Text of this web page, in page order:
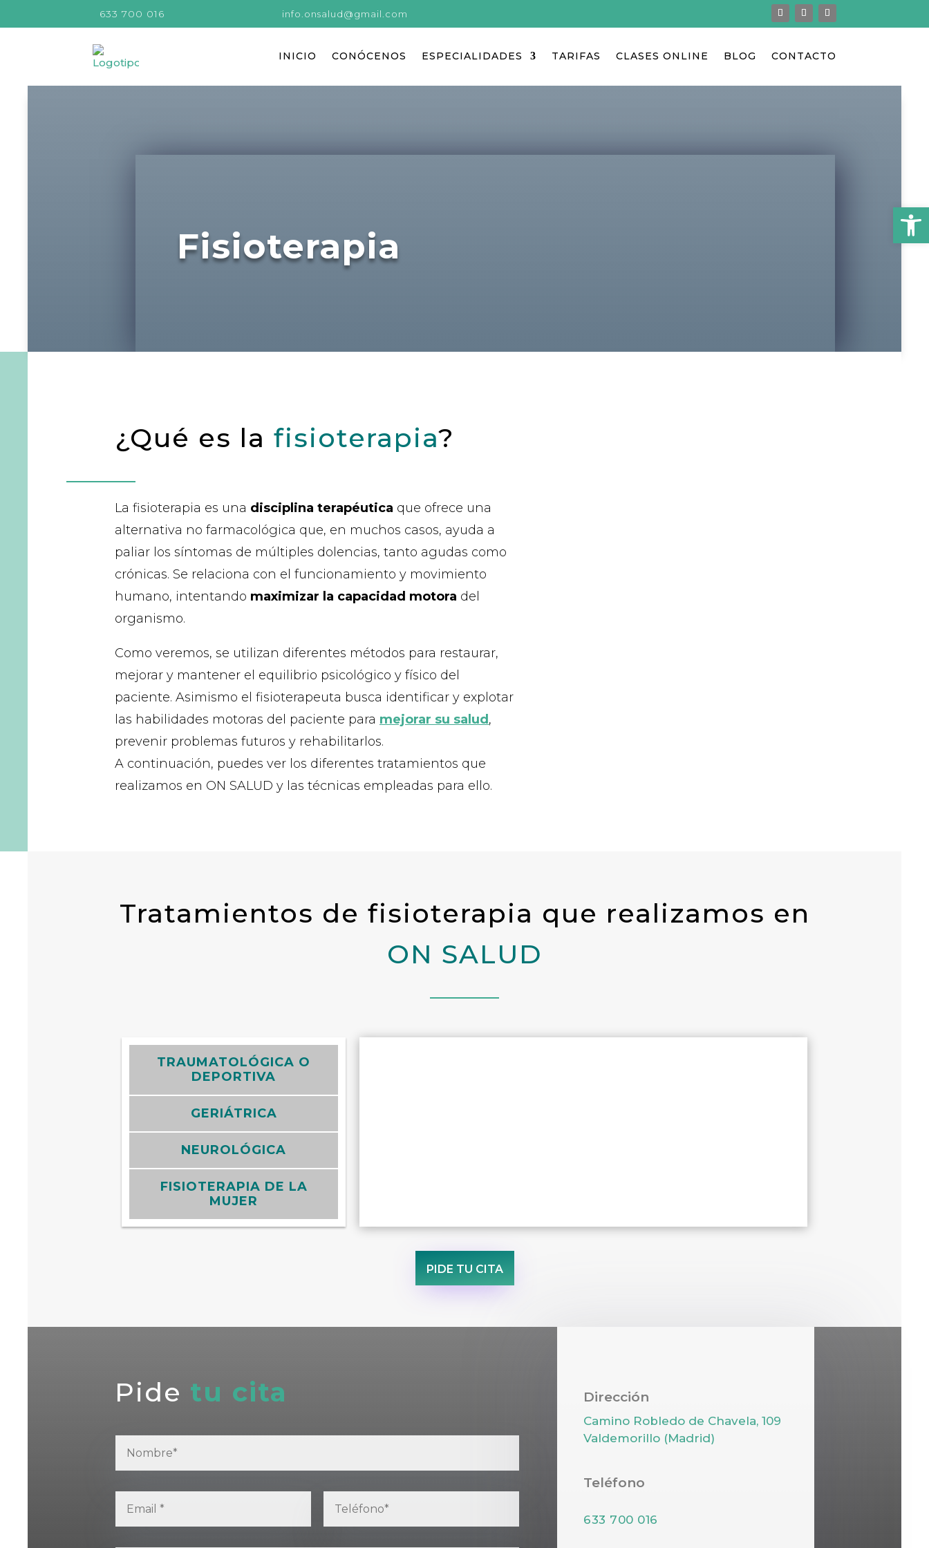
633 700 016 info.onsalud@gmail.com
INICIO CONÓCENOS ESPECIALIDADES TARIFAS CLASES ONLINE BLOG CONTACTO
Fisioterapia
¿Qué es la fisioterapia?
La fisioterapia es una disciplina terapéutica que ofrece una
alternativa no farmacológica que, en muchos casos, ayuda a
paliar los síntomas de múltiples dolencias, tanto agudas como
crónicas. Se relaciona con el funcionamiento y movimiento
humano, intentando maximizar la capacidad motora del
organismo.
Como veremos, se utilizan diferentes métodos para restaurar,
mejorar y mantener el equilibrio psicológico y físico del
paciente. Asimismo el fisioterapeuta busca identificar y explotar
las habilidades motoras del paciente para mejorar su salud ,
prevenir problemas futuros y rehabilitarlos.
A continuación, puedes ver los diferentes tratamientos que
realizamos en ON SALUD y las técnicas empleadas para ello.
Tratamientos de fisioterapia que realizamos en
ON SALUD
TRAUMATOLÓGICA O
DEPORTIVA
GERIÁTRICA
NEUROLÓGICA
FISIOTERAPIA DE LA
MUJER
PIDE TU CITA
Pide tu cita Dirección
Camino Robledo de Chavela, 109
Valdemorillo (Madrid)
Teléfono
633 700 016